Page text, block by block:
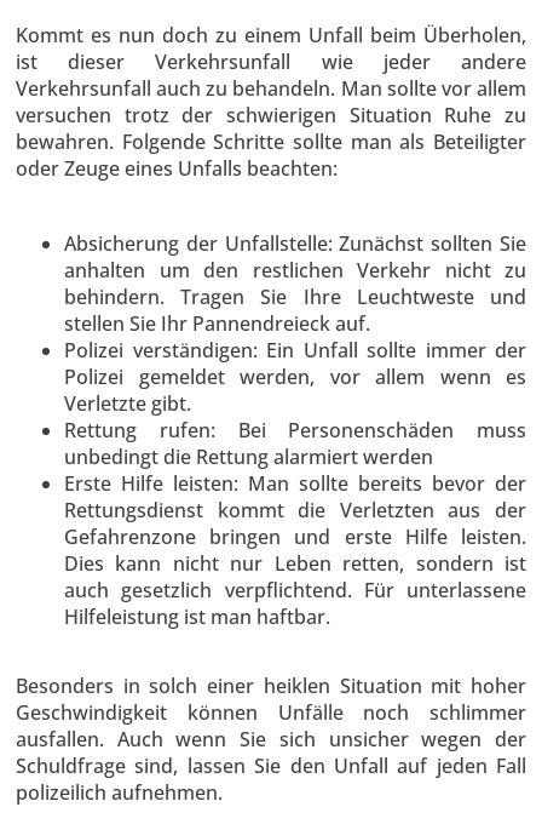
Kommt es nun doch zu einem Unfall beim Überholen,
ist dieser Verkehrsunfall wie jeder andere
Verkehrsunfall auch zu behandeln. Man sollte vor allem
versuchen trotz der schwierigen Situation Ruhe zu
bewahren. Folgende Schritte sollte man als Beteiligter
oder Zeuge eines Unfalls beachten:
Absicherung der Unfallstelle: Zunächst sollten Sie
anhalten um den restlichen Verkehr nicht zu
behindern. Tragen Sie Ihre Leuchtweste und
stellen Sie Ihr Pannendreieck auf.
Polizei verständigen: Ein Unfall sollte immer der
Polizei gemeldet werden, vor allem wenn es
Verletzte gibt.
Rettung rufen: Bei Personenschäden muss
unbedingt die Rettung alarmiert werden
Erste Hilfe leisten: Man sollte bereits bevor der
Rettungsdienst kommt die Verletzten aus der
Gefahrenzone bringen und erste Hilfe leisten.
Dies kann nicht nur Leben retten, sondern ist
auch gesetzlich verpflichtend. Für unterlassene
Hilfeleistung ist man haftbar.
Besonders in solch einer heiklen Situation mit hoher
Geschwindigkeit können Unfälle noch schlimmer
ausfallen. Auch wenn Sie sich unsicher wegen der
Schuldfrage sind, lassen Sie den Unfall auf jeden Fall
polizeilich aufnehmen.